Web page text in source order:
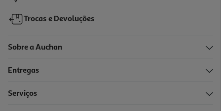
Trocas e Devoluções
Sobre a Auchan
Entregas
Serviços